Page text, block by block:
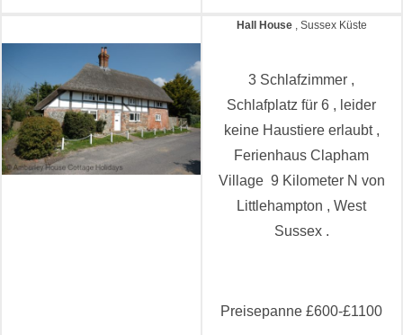
Hall House , Sussex Küste
3 Schlafzimmer ,
Schlafplatz für 6 , leider
keine Haustiere erlaubt ,
Ferienhaus Clapham
Village 9 Kilometer N von
Littlehampton , West
Sussex .
Preisepanne £600-£1100